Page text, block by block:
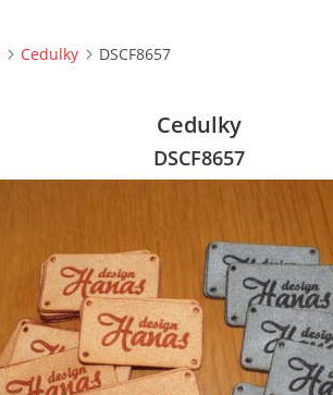
Cedulky DSCF8657
Cedulky
DSCF8657